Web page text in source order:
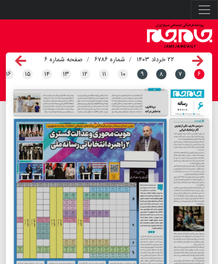
۲۲ خرداد ۱۴۰۳ شماره ۶۷۸۶
صفحه شماره ۶
۶ ۷ ۸ ۹ ۱۰ ۱۱ ۱۲ ۱۳ ۱۴ ۱۵ ۱۶